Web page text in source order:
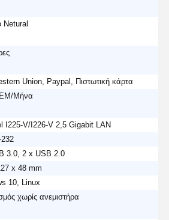
Netural
Union, Paypal, Πιστωτική κάρτα
Μήνα
I225-V/I226-V 2,5 Gigabit LAN
3.0, 2 x USB 2.0
x 48 mm
10, Linux
χωρίς ανεμιστήρα